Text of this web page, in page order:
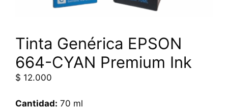
Tinta Genérica EPSON
664-CYAN Premium Ink
$ 12.000
Cantidad: 70 ml